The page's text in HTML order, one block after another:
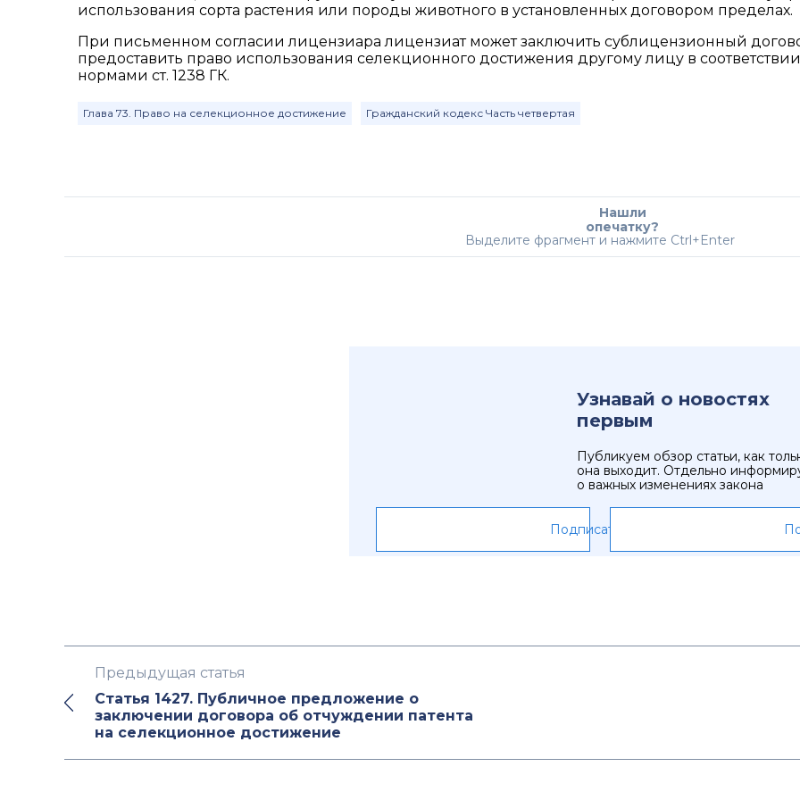
использования сорта растения или породы животного в установленных договором пределах.
При письменном согласии лицензиара лицензиат может заключить сублицензионный
предоставить право использования селекционного достижения другому лицу в
нормами ст. 1238 ГК.
Глава 73. Право на селекционное достижение Гражданский кодекс Часть четвертая
Нашли
опечатку?
Выделите фрагмент и нажмите Ctrl+Enter
Узнавай о новостях
первым
Публикуем обзор статьи, как
она выходит. Отдельно
о важных изменениях закона
Подписаться
Предыдущая статья
Статья 1427. Публичное предложение о
заключении договора об отчуждении патента
на селекционное достижение